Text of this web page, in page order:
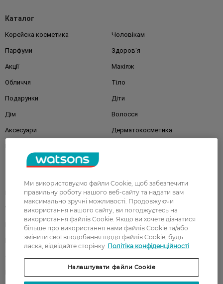
Каталог
Корейска косметика Чоловікам
Парфуми Здоров'я
Акції Макіяж
Обличчя Тіло
Подарунки Діти
Дім Волосся
Аксесуари Дерматокосметика
Правила та умови Магазини
Watsons Club Подарункові сертифікати
Про Watsons Кар'єра у Watsons
Контакти Блог
Оплата та доставка FAQ
Публічна оферта
Ми використовуємо файли Cookie, щоб забезпечити
правильну роботу нашого веб-сайту та надати вам
максимально зручні можливості. Продовжуючи
використання нашого сайту, ви погоджуєтесь на
використання файлів Cookie. Якщо ви хочете дізнатися
більше про використання нами файлів Cookie та/або
змінити свої вподобання щодо файлів Cookie, будь
ласка, відвідайте сторінку Політіка конфіденційності
Налаштувати файли Cookie